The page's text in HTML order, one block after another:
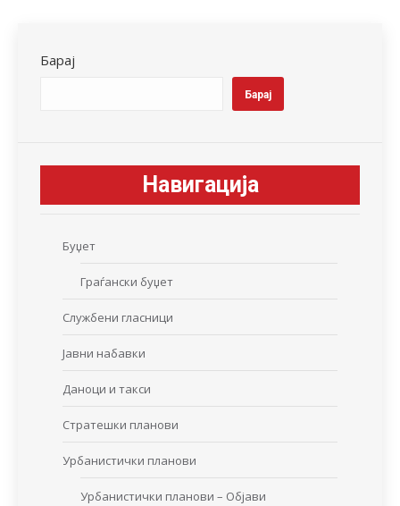
Барај
Барај
Навигација
Буџет
Граѓански буџет
Службени гласници
Јавни набавки
Даноци и такси
Стратешки планови
Урбанистички планови
Урбанистички планови – Објави